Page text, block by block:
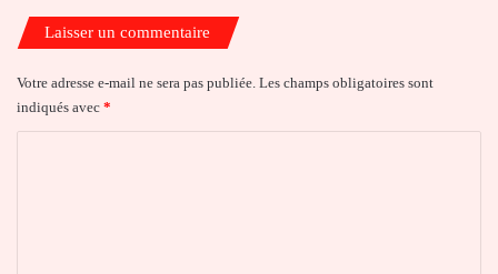
Laisser un commentaire
Votre adresse e-mail ne sera pas publiée. Les champs obligatoires sont
indiqués avec *